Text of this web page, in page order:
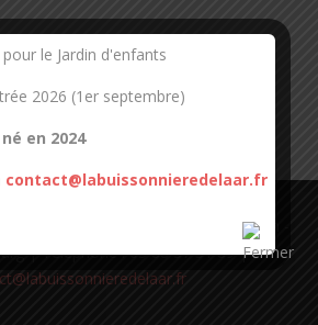
admin No Comments
buissonnière de l'Aar | 11, quai Zorn -
| Téléphone : 03 88 37 31 89 |
le Jardin d'enfants
2026 (1er septembre)
en 2024
contact@labuissonnieredelaar.fr